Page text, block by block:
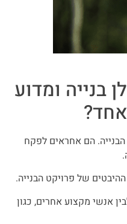
בנייה ומדוע
הבנייה. הם אחראים לפקח
של פרויקט הבנייה.
אנשי מקצוע אחרים, כגון